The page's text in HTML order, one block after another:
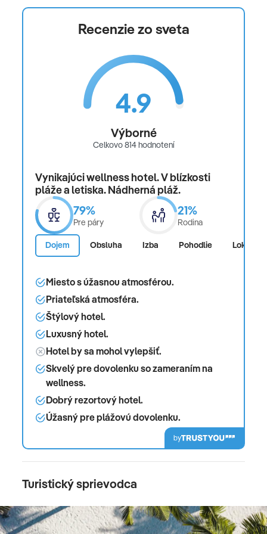
karte.
Nahlasovanie požiadaviek na extra catering (v ponuke
bezlepková, bezlaktozová, vegetariánska, diabetická
špeciálna strava) do leteckej spoločnosti je možné
maximálne do 96 hod pred odletom.
Počas Ramadánu 8.2. - 11.03.2027 sa služby môžu líšiť v
vládou (napr. alkohol bude podávaný vo vyhradených
Recenzie zo sveta
4.9
Výborné
Celkovo 814 hodnotení
Vynikajúci wellness hotel. V blízkosti
pláže a letiska. Nádherná pláž.
79%
Pre páry
21%
Rodina
Dojem Obsluha Izba Pohodlie Lokalita
Miesto s úžasnou atmosférou.
Priateľská atmosféra.
Štýlový hotel.
Luxusný hotel.
Hotel by sa mohol vylepšiť.
Skvelý pre dovolenku so zameraním na
wellness.
Dobrý rezortový hotel.
Úžasný pre plážovú dovolenku.
by
Turistický sprievodca